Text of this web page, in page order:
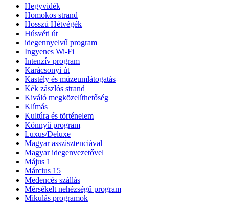
Hegyvidék
Homokos strand
Hosszú Hétvégék
Húsvéti út
idegennyelvű program
Ingyenes Wi-Fi
Intenzív program
Karácsonyi út
Kastély és múzeumlátogatás
Kék zászlós strand
Kiváló megközelíthetőség
Klímás
Kultúra és történelem
Könnyű program
Luxus/Deluxe
Magyar asszisztenciával
Magyar idegenvezetővel
Május 1
Március 15
Medencés szállás
Mérsékelt nehézségű program
Mikulás programok